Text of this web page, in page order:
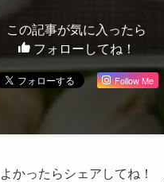
この記事が気に入ったら
フォローしてね！
Follow Me
よかったらシェアしてね！